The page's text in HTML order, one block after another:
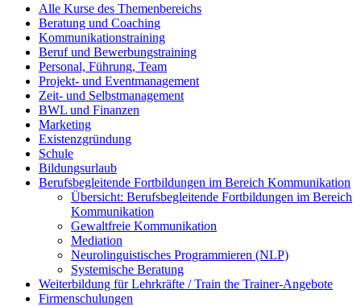
Alle Kurse des Themenbereichs
Beratung und Coaching
Kommunikationstraining
Beruf und Bewerbungstraining
Personal, Führung, Team
Projekt- und Eventmanagement
Zeit- und Selbstmanagement
BWL und Finanzen
Marketing
Existenzgründung
Schule
Bildungsurlaub
Berufsbegleitende Fortbildungen im Bereich Kommunikation
Übersicht: Berufsbegleitende Fortbildungen im Bereich
Kommunikation
Gewaltfreie Kommunikation
Mediation
Neurolinguistisches Programmieren (NLP)
Systemische Beratung
Weiterbildung für Lehrkräfte / Train the Trainer-Angebote
Firmenschulungen